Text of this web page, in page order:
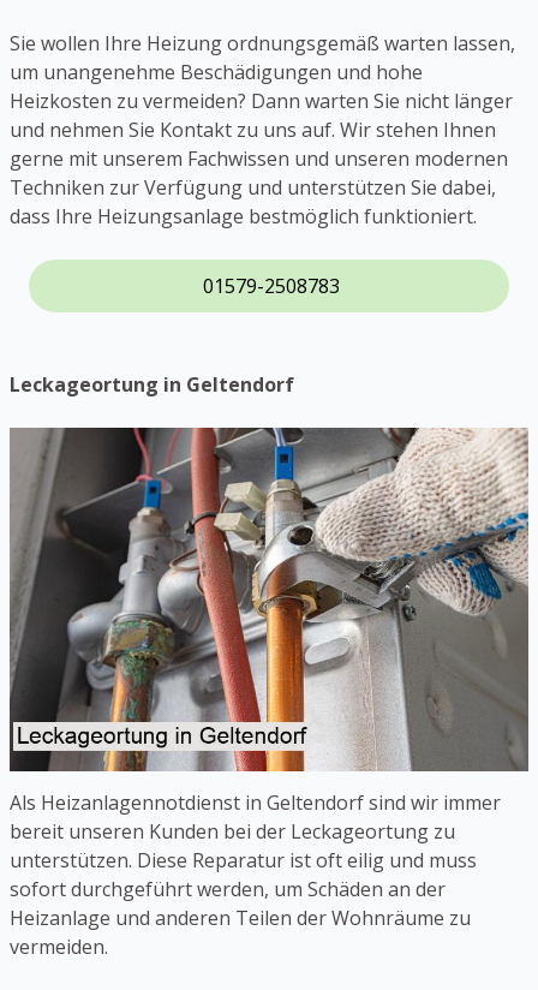
Sie wollen Ihre Heizung ordnungsgemäß warten lassen,
um unangenehme Beschädigungen und hohe
Heizkosten zu vermeiden? Dann warten Sie nicht länger
und nehmen Sie Kontakt zu uns auf. Wir stehen Ihnen
gerne mit unserem Fachwissen und unseren modernen
Techniken zur Verfügung und unterstützen Sie dabei,
dass Ihre Heizungsanlage bestmöglich funktioniert.
01579-2508783
Leckageortung in Geltendorf
Als Heizanlagennotdienst in Geltendorf sind wir immer
bereit unseren Kunden bei der Leckageortung zu
unterstützen. Diese Reparatur ist oft eilig und muss
sofort durchgeführt werden, um Schäden an der
Heizanlage und anderen Teilen der Wohnräume zu
vermeiden.